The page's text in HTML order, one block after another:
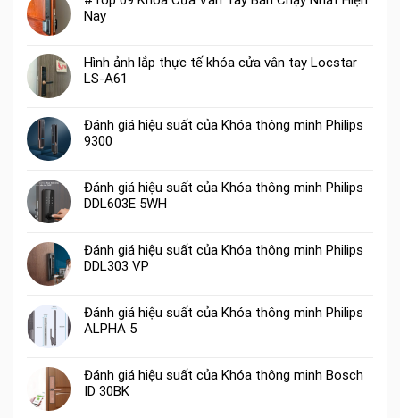
Nay
Hình ảnh lắp thực tế khóa cửa vân tay Locstar
LS-A61
Đánh giá hiệu suất của Khóa thông minh Philips
9300
Đánh giá hiệu suất của Khóa thông minh Philips
DDL603E 5WH
Đánh giá hiệu suất của Khóa thông minh Philips
DDL303 VP
Đánh giá hiệu suất của Khóa thông minh Philips
ALPHA 5
Đánh giá hiệu suất của Khóa thông minh Bosch
ID 30BK